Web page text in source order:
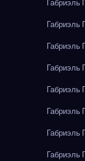
Габриэль
Габриэль
Габриэль
Габриэль
Габриэль
Габриэль
Габриэль
Габриэль